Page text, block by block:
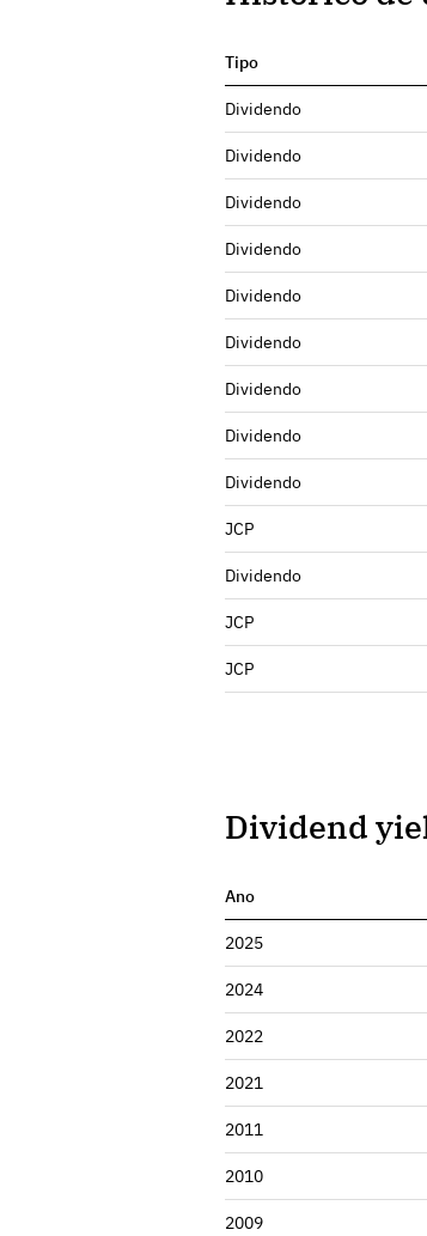
Tipo
Dividendo
Dividendo
Dividendo
Dividendo
Dividendo
Dividendo
Dividendo
Dividendo
Dividendo
JCP
Dividendo
JCP
JCP
Dividend
Ano
2025
2024
2022
2021
2011
2010
2009